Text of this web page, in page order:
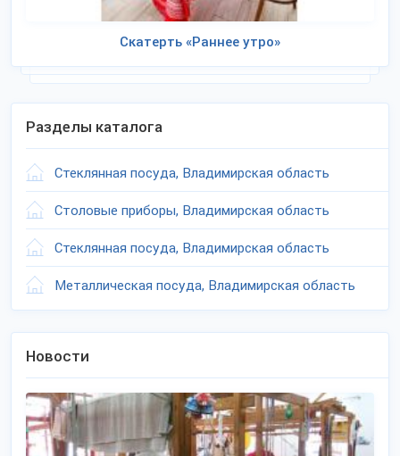
Скатерть «Раннее утро»
Разделы каталога
Стеклянная посуда, Владимирская область
Столовые приборы, Владимирская область
Стеклянная посуда, Владимирская область
Металлическая посуда, Владимирская область
Новости